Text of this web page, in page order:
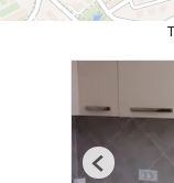
Previous